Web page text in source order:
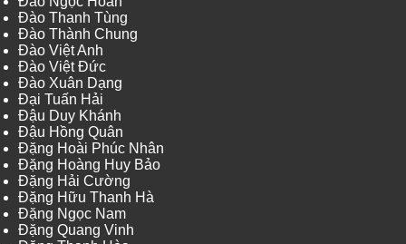
Đào Thanh Tùng
Đào Thành Chung
Đào Việt Anh
Đào Việt Đức
Đào Xuân Dạng
Đại Tuấn Hải
Đậu Duy Khánh
Đậu Hồng Quân
Đặng Hoài Phúc Nhân
Đặng Hoàng Huy Bảo
Đặng Hải Cường
Đặng Hữu Thanh Hà
Đặng Ngọc Nam
Đặng Quang Vinh